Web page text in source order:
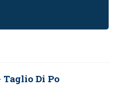
Di Po